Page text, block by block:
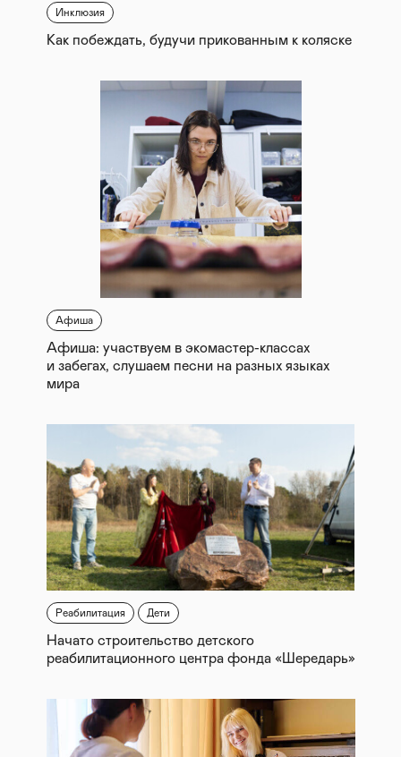
Инклюзия
Как побеждать, будучи прикованным к коляске
Афиша
Афиша: участвуем в экомастер-классах
и забегах, слушаем песни на разных языках
мира
Реабилитация Дети
Начато строительство детского
реабилитационного центра фонда «Шередарь»